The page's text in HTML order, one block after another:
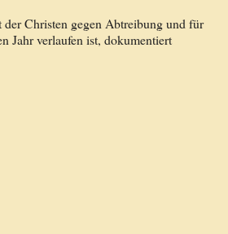
Christen gegen Abtreibung und für
Jahr verlaufen ist, dokumentiert